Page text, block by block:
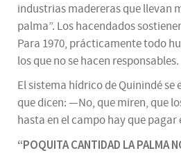
industrias madereras que llevan
palma”. Los hacendados
Para 1970, prácticamente todo
los que no se hacen responsables.
El sistema hídrico de Quinindé
que dicen: —No, que miren, que
hasta en el campo hay que
“POQUITA CANTIDAD LA PALMA